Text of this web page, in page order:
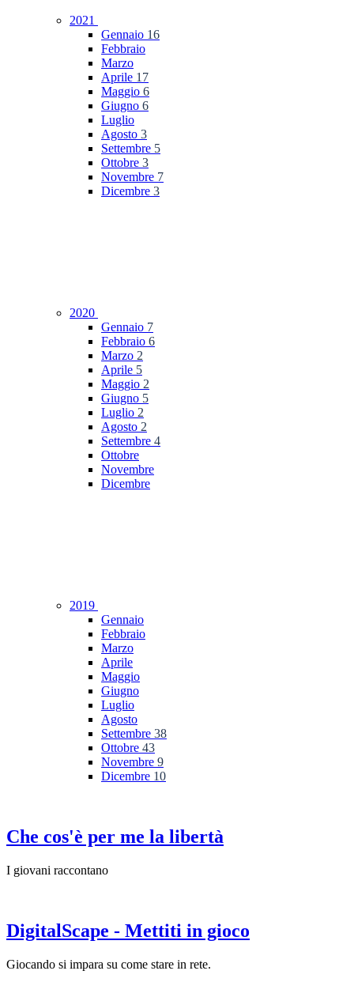
2021
Gennaio 16
Febbraio
Marzo
Aprile 17
Maggio 6
Giugno 6
Luglio
Agosto 3
Settembre 5
Ottobre 3
Novembre 7
Dicembre 3
2020
Gennaio 7
Febbraio 6
Marzo 2
Aprile 5
Maggio 2
Giugno 5
Luglio 2
Agosto 2
Settembre 4
Ottobre
Novembre
Dicembre
2019
Gennaio
Febbraio
Marzo
Aprile
Maggio
Giugno
Luglio
Agosto
Settembre 38
Ottobre 43
Novembre 9
Dicembre 10
Che cos'è per me la libertà
I giovani raccontano
DigitalScape - Mettiti in gioco
Giocando si impara su come stare in rete.